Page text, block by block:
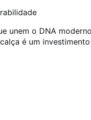
unem o DNA
é um